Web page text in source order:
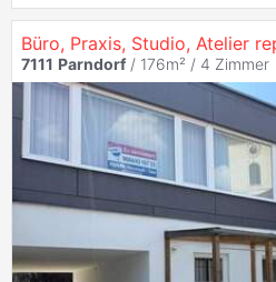
7111 Parndorf / 176m² / 4 Zimmer